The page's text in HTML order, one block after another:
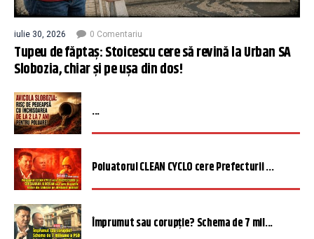
iulie 30, 2026 0 Comentariu
Tupeu de făptaș: Stoicescu cere să revină la Urban SA
Slobozia, chiar și pe ușa din dos!
...
Poluatorul CLEAN CYCLO cere Prefecturii ...
Împrumut sau corupție? Schema de 7 mil...